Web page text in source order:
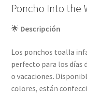
Poncho Into the
🌟 Descripción
Los ponchos toalla
perfecto para los días
o vacaciones.
colores, están